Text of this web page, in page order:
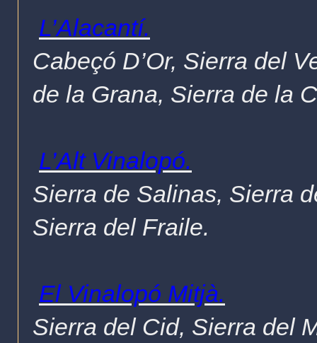
L’Alacantí.
Cabeçó D’Or, Sierra del
de la Grana, Sierra de la
L’Alt Vinalopó.
Sierra de Salinas, Sierra
Sierra del Fraile.
El Vinalopó Mitjà.
Sierra del Cid, Sierra del